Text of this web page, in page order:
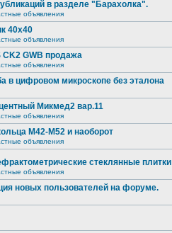
в разделе "Барахолка".
объявления
40х40
объявления
CK2 GWB продажа
объявления
в цифровом микроскопе без эталона
Микмед2 вар.11
объявления
М42-М52 и наоборот
объявления
стеклянные плитки
объявления
новых пользователей на форуме.